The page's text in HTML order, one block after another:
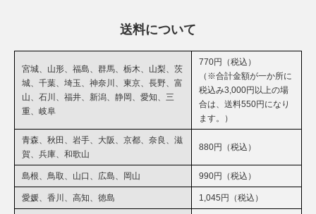
送料について
宮城、山形、福島、群馬、栃木、山梨、茨
城、千葉、埼玉、神奈川、東京、長野、富
山、石川、福井、新潟、静岡、愛知、三
重、岐阜
770円（税込）
（※合計金額が一か所に
税込み3,000円以上の場
合は、送料550円になり
ます。）
青森、秋田、岩手、大阪、京都、奈良、滋
賀、兵庫、和歌山
880円（税込）
島根、鳥取、山口、広島、岡山 990円（税込）
愛媛、香川、高知、徳島 1,045円（税込）